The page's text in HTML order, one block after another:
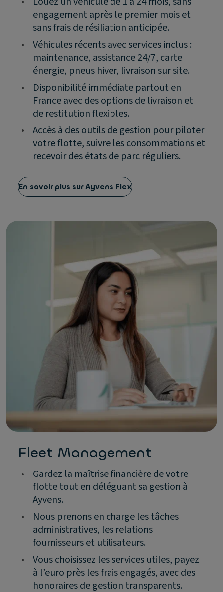
engagement après le premier mois et
sans frais de résiliation anticipée.
•
Véhicules récents avec services inclus :
maintenance, assistance 24/7, carte
énergie, pneus hiver, livraison sur site.
•
Disponibilité immédiate partout en
France avec des options de livraison et
de restitution flexibles.
•
Accès à des outils de gestion pour piloter
votre flotte, suivre les consommations et
recevoir des états de parc réguliers.
En savoir plus sur Ayvens Flex
Fleet Management
•
Gardez la maîtrise financière de votre
flotte tout en déléguant sa gestion à
Ayvens.
•
Nous prenons en charge les tâches
administratives, les relations
fournisseurs et utilisateurs.
•
Vous choisissez les services utiles, payez
à l’euro près les frais engagés, avec des
honoraires de gestion transparents.